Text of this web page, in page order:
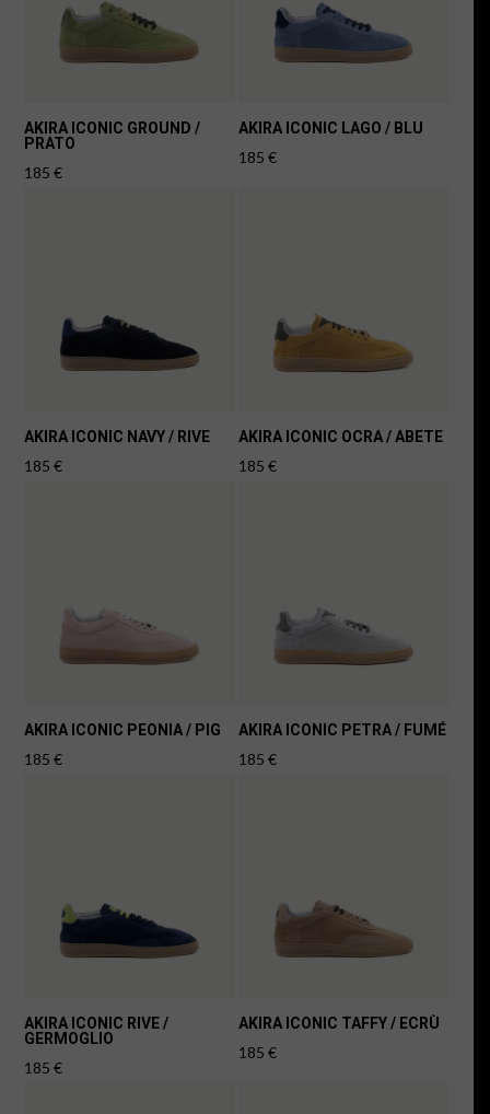
AKIRA ICONIC GROUND /
PRATO
185 €
AKIRA ICONIC LAGO / BLU
185€
AKIRA ICONIC NAVY / RIVE
185 €
AKIRA ICONIC OCRA / ABETE
185€
AKIRA ICONIC PEONIA / PIG
185 €
AKIRA ICONIC PETRA / FUMÉ
185€
AKIRA ICONIC RIVE /
GERMOGLIO
185 €
AKIRA ICONIC TAFFY / ECRÙ
185€